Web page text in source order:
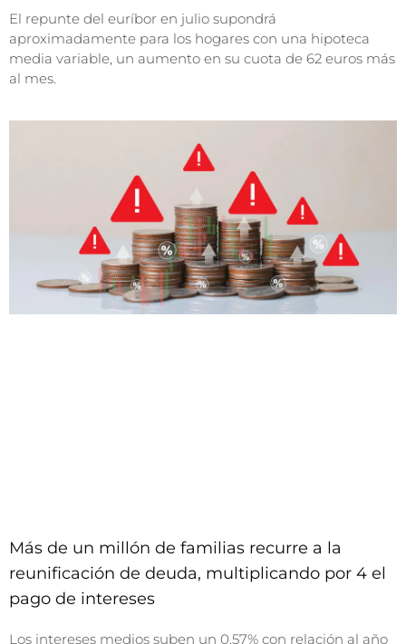
El repunte del euríbor en julio supondrá
aproximadamente para los hogares con una hipoteca
media variable, un aumento en su cuota de 62 euros más
al mes.
Más de un millón de familias recurre a la
reunificación de deuda, multiplicando por 4 el
pago de intereses
Los intereses medios suben un 0,57% con relación al año